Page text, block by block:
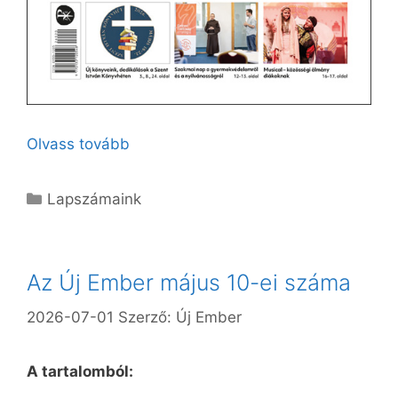
Olvass tovább
Kategória
Lapszámaink
Az Új Ember május 10-ei száma
2026-07-01 Szerző: Új Ember
A tartalomból: